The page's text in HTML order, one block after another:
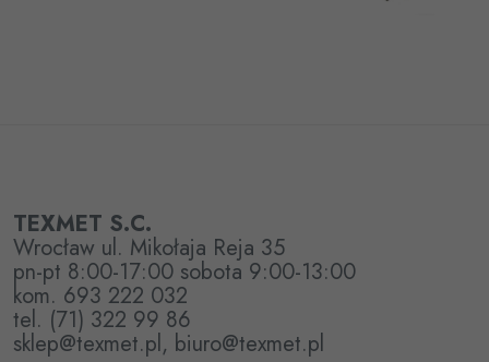
TEXMET S.C.
Wrocław ul. Mikołaja Reja 35
pn-pt 8:00-17:00 sobota 9:00-13:00
kom. 693 222 032
tel. (71) 322 99 86
sklep@texmet.pl, biuro@texmet.pl